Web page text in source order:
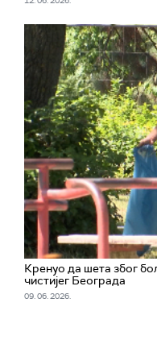
Кренуо да шета због
чистијег Београда
09. 06. 2026.